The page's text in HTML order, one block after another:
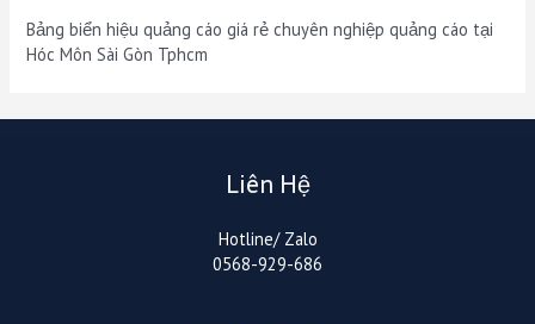
Bảng biển hiệu quảng cáo giá rẻ chuyên nghiệp quảng cáo tại
Hóc Môn Sài Gòn Tphcm
Liên Hệ
Hotline/ Zalo
0568-929-686